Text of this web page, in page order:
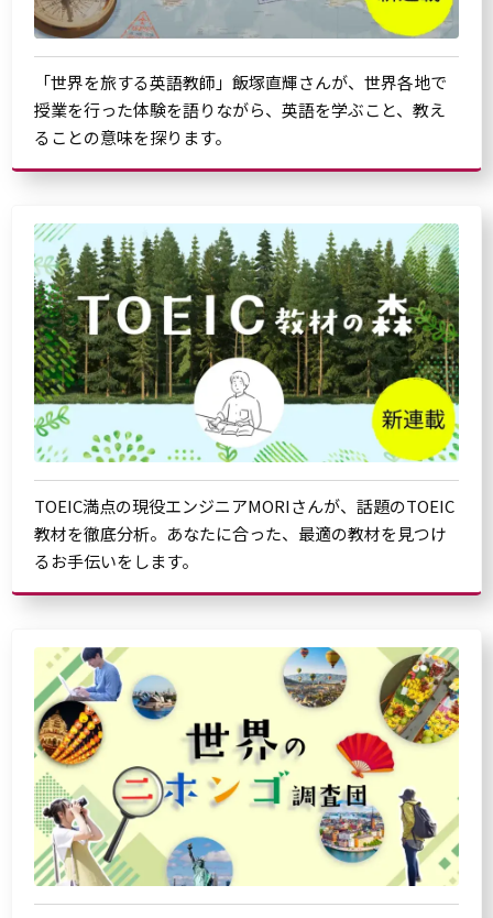
「世界を旅する英語教師」飯塚直輝さんが、世界各地で
授業を行った体験を語りながら、英語を学ぶこと、教え
ることの意味を探ります。
TOEIC満点の現役エンジニアMORIさんが、話題のTOEIC
教材を徹底分析。あなたに合った、最適の教材を見つけ
るお手伝いをします。